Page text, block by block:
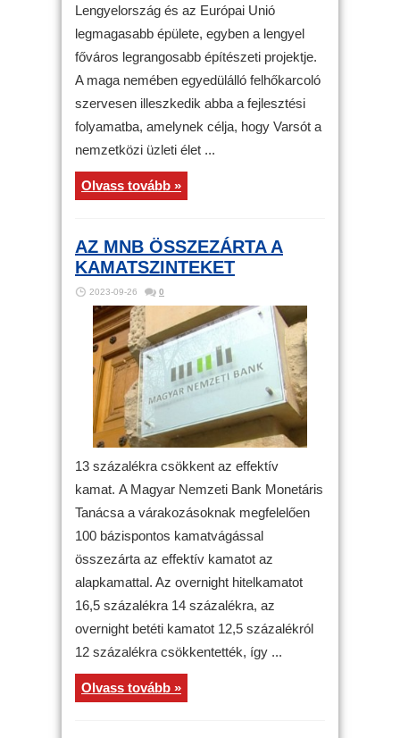
Lengyelország és az Európai Unió
legmagasabb épülete, egyben a lengyel
főváros legrangosabb építészeti projektje.
A maga nemében egyedülálló felhőkarcoló
szervesen illeszkedik abba a fejlesztési
folyamatba, amelynek célja, hogy Varsót a
nemzetközi üzleti élet ...
Olvass tovább »
AZ MNB ÖSSZEZÁRTA A
KAMATSZINTEKET
2023-09-26 0
13 százalékra csökkent az effektív
kamat. A Magyar Nemzeti Bank Monetáris
Tanácsa a várakozásoknak megfelelően
100 bázispontos kamatvágással
összezárta az effektív kamatot az
alapkamattal. Az overnight hitelkamatot
16,5 százalékra 14 százalékra, az
overnight betéti kamatot 12,5 százalékról
12 százalékra csökkentették, így ...
Olvass tovább »